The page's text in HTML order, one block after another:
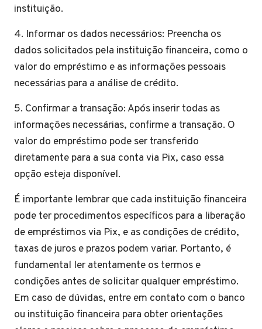
instituição.
4. Informar os dados necessários: Preencha os
dados solicitados pela instituição financeira, como o
valor do empréstimo e as informações pessoais
necessárias para a análise de crédito.
5. Confirmar a transação: Após inserir todas as
informações necessárias, confirme a transação. O
valor do empréstimo pode ser transferido
diretamente para a sua conta via Pix, caso essa
opção esteja disponível.
É importante lembrar que cada instituição financeira
pode ter procedimentos específicos para a liberação
de empréstimos via Pix, e as condições de crédito,
taxas de juros e prazos podem variar. Portanto, é
fundamental ler atentamente os termos e
condições antes de solicitar qualquer empréstimo.
Em caso de dúvidas, entre em contato com o banco
ou instituição financeira para obter orientações